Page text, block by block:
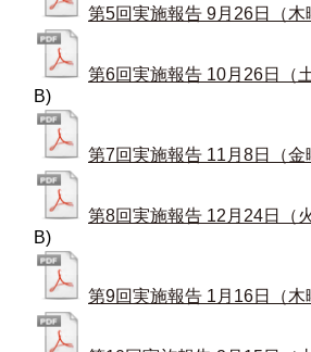
第5回実施報告 9月26日（木
第6回実施報告 10月26日（
B)
第7回実施報告 11月8日（金
第8回実施報告 12月24日（
B)
第9回実施報告 1月16日（木